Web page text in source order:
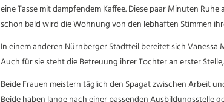
eine Tasse mit dampfendem Kaffee. Diese paar Minuten
schon bald wird die Wohnung von den lebhaften Stimmen
In einem anderen Nürnberger Stadtteil bereitet sich
Auch für sie steht die Betreuung ihrer Tochter an erster
Beide Frauen meistern täglich den Spagat zwischen Arbeit